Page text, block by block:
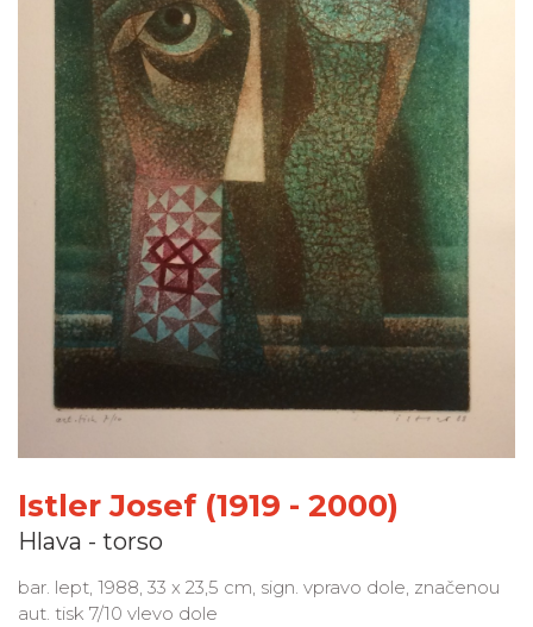
Istler Josef (1919 - 2000)
Hlava - torso
bar. lept, 1988, 33 x 23,5 cm, sign. vpravo dole, značenou
aut. tisk 7/10 vlevo dole